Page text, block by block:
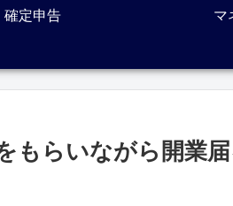
確定申告 マ
もらいながら開業